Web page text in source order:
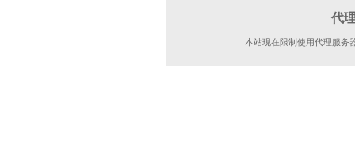
代
本站现在限制使用代理服务